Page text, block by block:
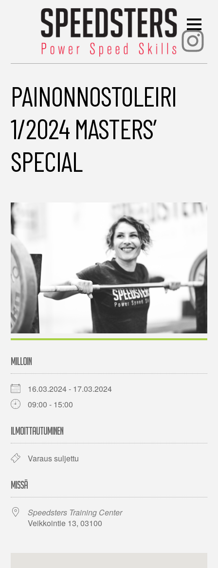
PAINONNOSTOLEIRI
1/2024 MASTERS’
SPECIAL
MILLOIN
16.03.2024 - 17.03.2024
09:00 - 15:00
ILMOITTAUTUMINEN
Varaus suljettu
MISSÄ
Speedsters Training Center
Veikkointie 13, 03100